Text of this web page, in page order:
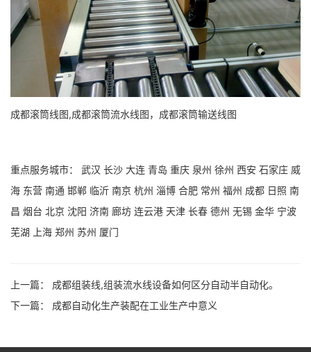
成都滚筒线图,成都滚筒流水线图，成都滚筒输送线图
重点服务城市： 武汉 长沙 大连 青岛 重庆 泉州 徐州 西安 石家庄 威
海 东营 南通 邯郸 临沂 南京 杭州 淄博 合肥 常州 福州 成都 日照 南
昌 烟台 北京 沈阳 济南 廊坊 连云港 天津 长春 德州 无锡 金华 宁波
芜湖
上海 郑州 苏州 厦门
上一篇： 成都组装线,组装流水线设备如何区分自动半自动化。
下一篇： 成都自动化生产装配在工业生产中意义